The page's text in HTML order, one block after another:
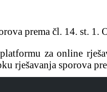
prema čl. 14. st. 1.
za online
rješavanja sporova